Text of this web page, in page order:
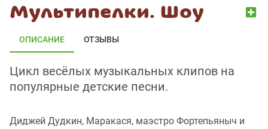
Мультипелки. Шоу
ОПИСАНИЕ ОТЗЫВЫ
Цикл весёлых музыкальных клипов на
популярные детские песни.
Диджей Дудкин, Маракася, маэстро Фортепьяныч и